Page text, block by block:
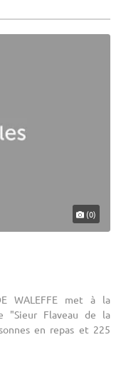
(0)
WALEFFE met à la
"Sieur Flaveau de la
en repas et 225